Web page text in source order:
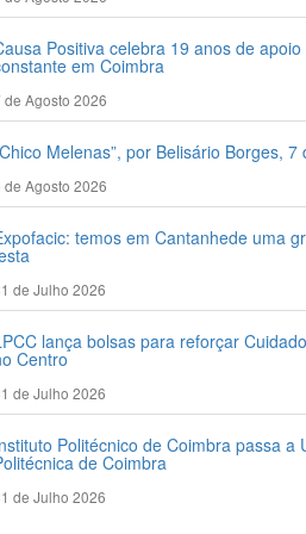
Positiva celebra 19 anos de apoio
em Coimbra
de Agosto 2026
Melenas”, por Belisário Borges, 7
de Agosto 2026
temos em Cantanhede uma
de Julho 2026
lança bolsas para reforçar
Centro
de Julho 2026
Politécnico de Coimbra passa a
de Coimbra
de Julho 2026